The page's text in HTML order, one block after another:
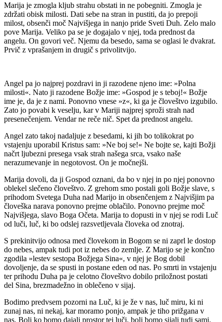
Marija je zmogla kljub strahu obstati in ne pobegniti. Zmogla je
zdržati obisk milosti. Dati sebe na stran in pustiti, da jo prepoji
milost, obsenči moč Najvišjega in nanjo pride Sveti Duh. Zelo malo
pove Marija. Veliko pa se je dogajalo v njej, toda prednost da
angelu. On govori več. Njemu da besedo, sama se oglasi le dvakrat.
Prvič z vprašanjem in drugič s privolitvijo.
Angel pa jo najprej pozdravi in ji razodene njeno ime: »Polna
milosti«. Nato ji razodene Božje ime: »Gospod je s teboj!« Božje
ime je, da je z nami. Ponovno vnese »z«, ki ga je človeštvo izgubilo.
Zato jo povabi k veselju, kar v Mariji najprej sproži strah nad
presenečenjem. Vendar ne reče nič. Spet da prednost angelu.
Angel zato takoj nadaljuje z besedami, ki jih bo tolikokrat po
vstajenju uporabil Kristus sam: »Ne boj se!« Ne bojte se, kajti Božji
načrt ljubezni presega vsak strah našega srca, vsako naše
nerazumevanje in negotovost. On je močnejši.
Marija dovoli, da ji Gospod oznani, da bo v njej in po njej ponovno
oblekel slečeno človeštvo. Z grehom smo postali goli Božje slave, s
prihodom Svetega Duha nad Marijo in obsenčenjem z Najvišjim pa
človeška narava ponovno prejme oblačilo. Ponovno prejme moč
Najvišjega, slavo Boga Očeta. Marija to dopusti in v njej se rodi Luč
od luči, luč, ki bo odslej razsvetljevala človeka od znotraj.
S prekinitvijo odnosa med človekom in Bogom se ni zaprl le dostop
do nebes, ampak tudi pot iz nebes do zemlje. Z Marijo se je končno
zgodila »lestev sestopa Božjega Sina«, v njej je Bog dobil
dovoljenje, da se spusti in postane eden od nas. Po smrti in vstajenju
ter prihodu Duha pa je celotno človeštvo dobilo priložnost postati
del Sina, brezmadežno in oblečeno v sijaj.
Bodimo predvsem pozorni na Luč, ki je že v nas, luč miru, ki ni
zunaj nas, ni nekaj, kar moramo ponjo, ampak je tiho prižgana v
nas. Bolj ko bomo dajali prostor tej luči, bolj bomo sijali tudi sami,